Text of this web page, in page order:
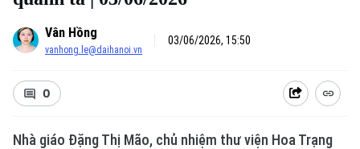
Vân Hồng
vanhong.le@daihanoi.vn
03/06/2026, 15:50
0
Nhà giáo Đặng Thị Mão, chủ nhiệm thư viện Hoa Trạng